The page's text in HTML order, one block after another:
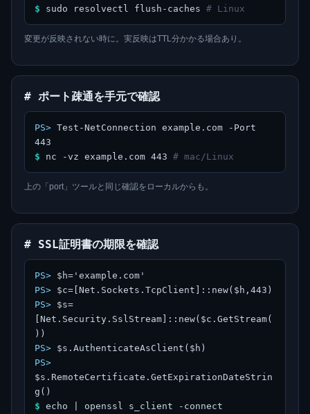
$ sudo resolvectl flush-caches # Linux
変更が反映されない時に。実反映はTTL分かかる場合あり。
# ポート疎通を手元で確認
PS> Test-NetConnection example.com -Port
443
$ nc -vz example.com 443 # mac/Linux
上の「port」ツールと同じ確認をローカルからも。
# SSL証明書の期限を確認
PS> $h='example.com'
PS> $c=[Net.Sockets.TcpClient]::new($h,443)
PS> $s=
[Net.Security.SslStream]::new($c.GetStream(
))
PS> $s.AuthenticateAsClient($h)
PS>
$s.RemoteCertificate.GetExpirationDateStrin
g()
$ echo | openssl s_client -connect